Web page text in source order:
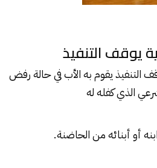
يوقف التنفيذ
التنفيذ يقوم به الأب في حالة رفض
الذي كفله له
أو أبنائه من الحاضنة.